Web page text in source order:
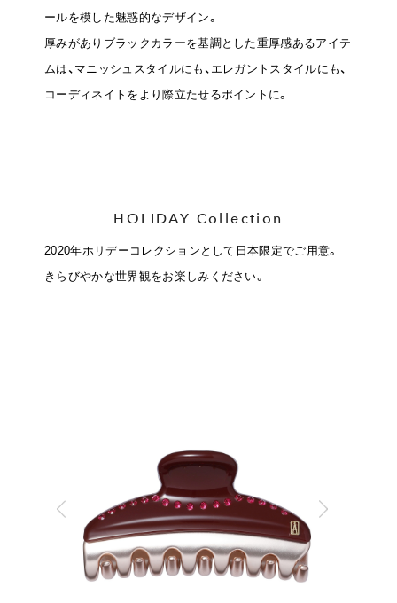
ールを模した魅惑的なデザイン。
厚みがありブラックカラーを基調とした重厚感あるアイテ
ムは、マニッシュスタイルにも、エレガントスタイルにも、
コーディネイトをより際立たせるポイントに。
HOLIDAY Collection
2020年ホリデーコレクションとして日本限定でご用意。
きらびやかな世界観をお楽しみください。